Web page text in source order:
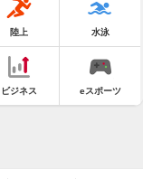
陸上 水泳
ビジネス eスポーツ